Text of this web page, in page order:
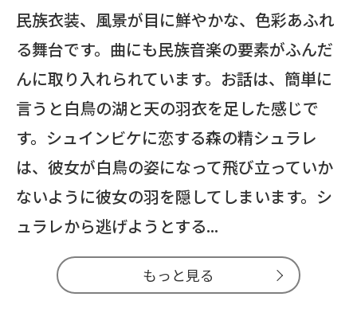
民族衣装、風景が目に鮮やかな、色彩あふれ
る舞台です。曲にも民族音楽の要素がふんだ
んに取り入れられています。お話は、簡単に
言うと白鳥の湖と天の羽衣を足した感じで
す。シュインビケに恋する森の精シュラレ
は、彼女が白鳥の姿になって飛び立っていか
ないように彼女の羽を隠してしまいます。シ
ュラレから逃げようとする...
もっと見る